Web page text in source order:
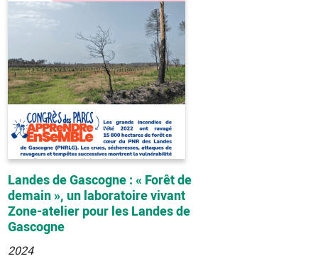
Landes de Gascogne : « Forêt de
demain », un laboratoire vivant
Zone-atelier pour les Landes de
Gascogne
2024